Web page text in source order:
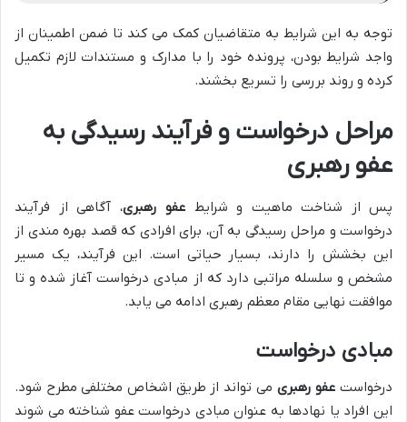
توجه به این شرایط به متقاضیان کمک می کند تا ضمن اطمینان از
واجد شرایط بودن، پرونده خود را با مدارک و مستندات لازم تکمیل
کرده و روند بررسی را تسریع بخشند.
مراحل درخواست و فرآیند رسیدگی به
عفو رهبری
پس از شناخت ماهیت و شرایط عفو رهبری، آگاهی از فرآیند
درخواست و مراحل رسیدگی به آن، برای افرادی که قصد بهره مندی از
این بخشش را دارند، بسیار حیاتی است. این فرآیند، یک مسیر
مشخص و سلسله مراتبی دارد که از مبادی درخواست آغاز شده و تا
موافقت نهایی مقام معظم رهبری ادامه می یابد.
مبادی درخواست
درخواست عفو رهبری می تواند از طریق اشخاص مختلفی مطرح شود.
این افراد یا نهادها به عنوان مبادی درخواست عفو شناخته می شوند